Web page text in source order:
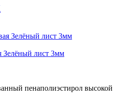
Зелёный лист 3мм
пенаполиэстирол высокой